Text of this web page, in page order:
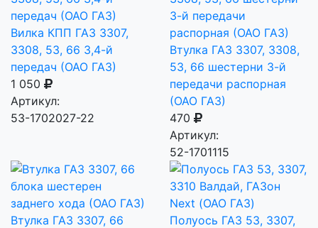
Вилка КПП ГАЗ 3307,
3308, 53, 66 3,4-й
передач (ОАО ГАЗ)
1 050
Артикул:
53-1702027-22
Втулка ГАЗ 3307, 3308,
53, 66 шестерни 3-й
передачи распорная
(ОАО ГАЗ)
470
Артикул:
52-1701115
Втулка ГАЗ 3307, 66
Полуось ГАЗ 53, 3307,